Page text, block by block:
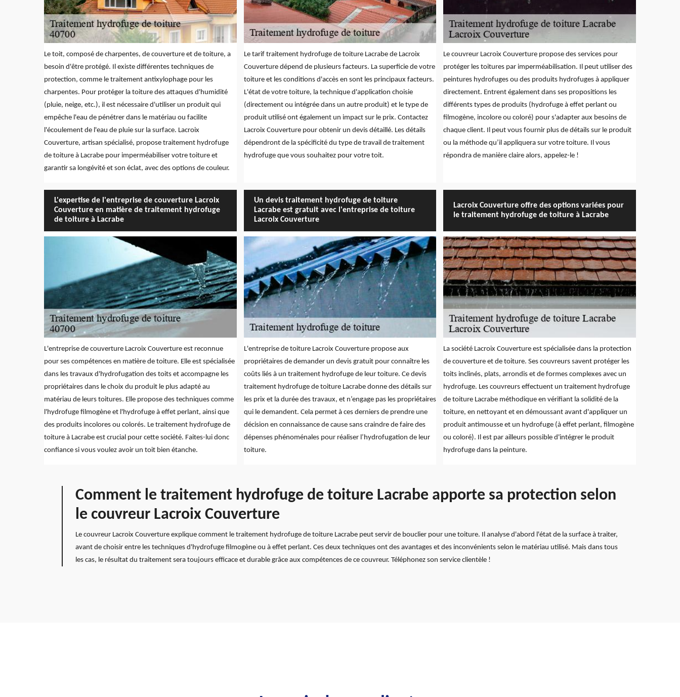
Le toit, composé de charpentes, de couverture et de toiture, a
besoin d'être protégé. Il existe différentes techniques de
protection, comme le traitement antixylophage pour les
charpentes. Pour protéger la toiture des attaques d'humidité
(pluie, neige, etc.), il est nécessaire d'utiliser un produit qui
empêche l'eau de pénétrer dans le matériau ou facilite
l'écoulement de l'eau de pluie sur la surface. Lacroix
Couverture, artisan spécialisé, propose traitement hydrofuge
de toiture à Lacrabe pour imperméabiliser votre toiture et
garantir sa longévité et son éclat, avec des options de couleur.
Le tarif traitement hydrofuge de toiture Lacrabe de Lacroix
Couverture dépend de plusieurs facteurs. La superficie de votre
toiture et les conditions d'accès en sont les principaux facteurs.
L'état de votre toiture, la technique d'application choisie
(directement ou intégrée dans un autre produit) et le type de
produit utilisé ont également un impact sur le prix. Contactez
Lacroix Couverture pour obtenir un devis détaillé. Les détails
dépendront de la spécificité du type de travail de traitement
hydrofuge que vous souhaitez pour votre toit.
Le couvreur Lacroix Couverture propose des services pour
protéger les toitures par imperméabilisation. Il peut utiliser des
peintures hydrofuges ou des produits hydrofuges à appliquer
directement. Entrent également dans ses propositions les
différents types de produits (hydrofuge à effet perlant ou
filmogène, incolore ou coloré) pour s'adapter aux besoins de
chaque client. Il peut vous fournir plus de détails sur le produit
ou la méthode qu’il appliquera sur votre toiture. Il vous
répondra de manière claire alors, appelez-le !
L'expertise de l'entreprise de couverture Lacroix
Couverture en matière de traitement hydrofuge
de toiture à Lacrabe
L'entreprise de couverture Lacroix Couverture est reconnue
pour ses compétences en matière de toiture. Elle est spécialisée
dans les travaux d'hydrofugation des toits et accompagne les
propriétaires dans le choix du produit le plus adapté au
matériau de leurs toitures. Elle propose des techniques comme
l'hydrofuge filmogène et l'hydrofuge à effet perlant, ainsi que
des produits incolores ou colorés. Le traitement hydrofuge de
toiture à Lacrabe est crucial pour cette société. Faites-lui donc
confiance si vous voulez avoir un toit bien étanche.
Un devis traitement hydrofuge de toiture
Lacrabe est gratuit avec l'entreprise de toiture
Lacroix Couverture
L'entreprise de toiture Lacroix Couverture propose aux
propriétaires de demander un devis gratuit pour connaître les
coûts liés à un traitement hydrofuge de leur toiture. Ce devis
traitement hydrofuge de toiture Lacrabe donne des détails sur
les prix et la durée des travaux, et n’engage pas les propriétaires
qui le demandent. Cela permet à ces derniers de prendre une
décision en connaissance de cause sans craindre de faire des
dépenses phénoménales pour réaliser l’hydrofugation de leur
toiture.
Lacroix Couverture offre des options variées pour
le traitement hydrofuge de toiture à Lacrabe
La société Lacroix Couverture est spécialisée dans la protection
de couverture et de toiture. Ses couvreurs savent protéger les
toits inclinés, plats, arrondis et de formes complexes avec un
hydrofuge. Les couvreurs effectuent un traitement hydrofuge
de toiture Lacrabe méthodique en vérifiant la solidité de la
toiture, en nettoyant et en démoussant avant d'appliquer un
produit antimousse et un hydrofuge (à effet perlant, filmogène
ou coloré). Il est par ailleurs possible d'intégrer le produit
hydrofuge dans la peinture.
Comment le traitement hydrofuge de toiture Lacrabe apporte sa protection selon
le couvreur Lacroix Couverture
Le couvreur Lacroix Couverture explique comment le traitement hydrofuge de toiture Lacrabe peut servir de bouclier pour une toiture. Il analyse d'abord l'état de la surface à traiter,
avant de choisir entre les techniques d'hydrofuge filmogène ou à effet perlant. Ces deux techniques ont des avantages et des inconvénients selon le matériau utilisé. Mais dans tous
les cas, le résultat du traitement sera toujours efficace et durable grâce aux compétences de ce couvreur. Téléphonez son service clientèle !